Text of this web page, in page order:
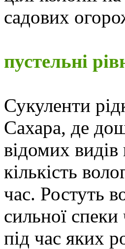
садових
пустельні
Сукуленти
Сахара, де
відомих
кількість
час. Ростуть
сильної
під час яких